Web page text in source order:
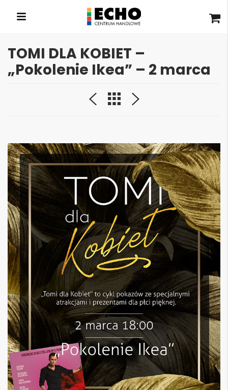
TOMI DLA KOBIET –
„Pokolenie Ikea” – 2 marca